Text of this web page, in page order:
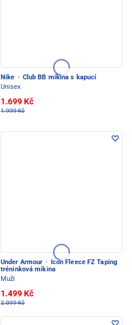
Nike · Club BB mikina s kapucí
Unisex
1.699 Kč
1.999 Kč
Under Armour ·
Icon Fleece FZ Taping
tréninková mikina
Muži
1.499 Kč
2.099 Kč